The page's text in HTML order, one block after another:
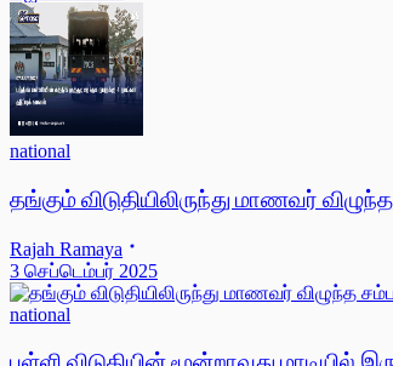
national
தங்கும் விடுதியிலிருந்து மாணவர்
Rajah Ramaya
3 செப்டெம்பர் 2025
national